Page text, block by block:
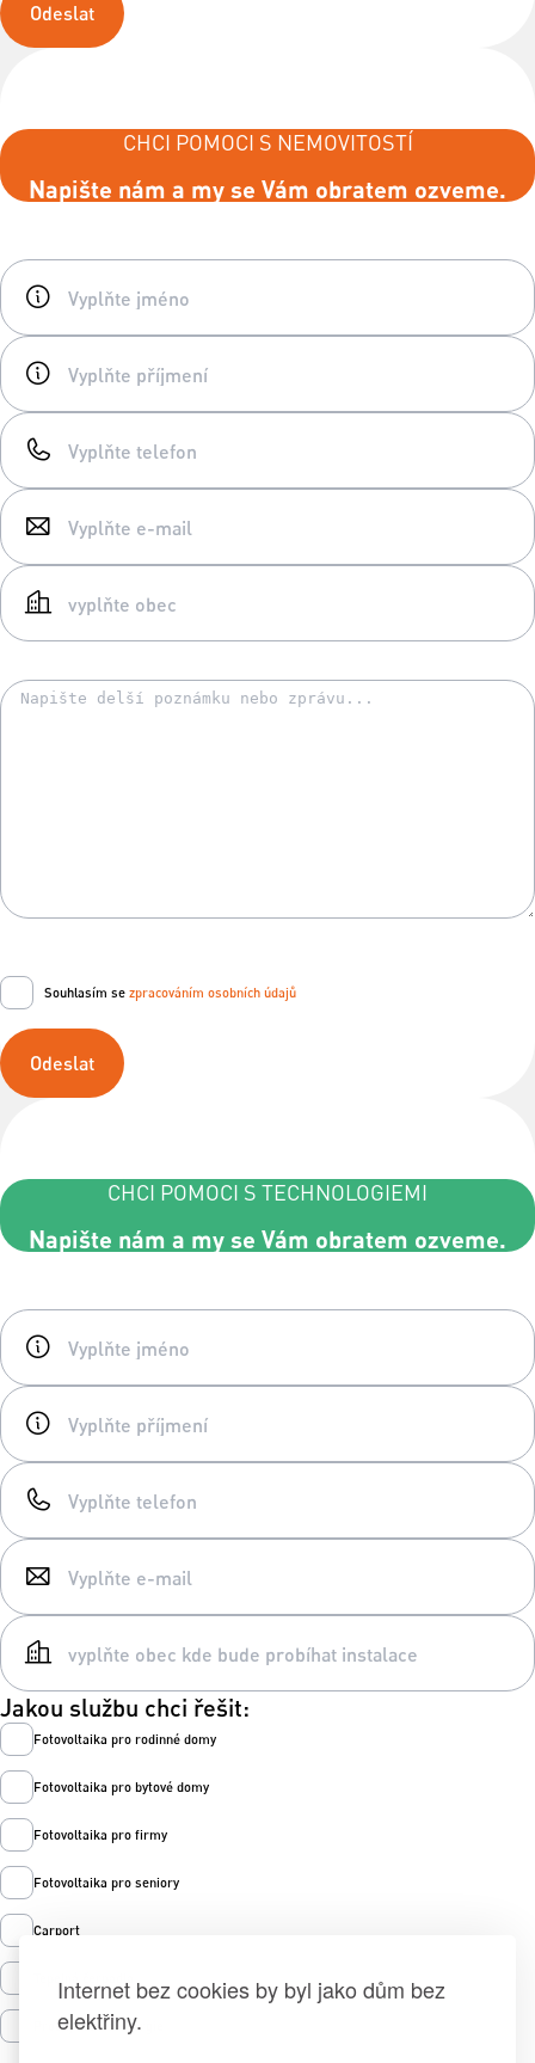
Internet bez cookies by byl jako dům bez
elektřiny.
Odeslat
CHCI POMOCI S NEMOVITOSTÍ
Napište nám a my se Vám obratem ozveme.
Souhlasím se zpracováním osobních údajů
Odeslat
CHCI POMOCI S TECHNOLOGIEMI
Napište nám a my se Vám obratem ozveme.
Jakou službu chci řešit:
Fotovoltaika pro rodinné domy
Fotovoltaika pro bytové domy
Fotovoltaika pro firmy
Fotovoltaika pro seniory
Carport
Prodej zelené energie